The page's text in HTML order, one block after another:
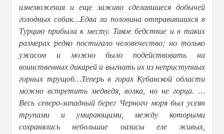
изнеможения и еще заживо сделавшиеся добычей
голодных собак…Едва ли половина отправившихся в
Турцию прибыла к месту. Такое бедствие и в таких
размерах редко постигало человечество; но только
ужасом и можно было подействовать на
воинственных дикарей и выгнать их из неприступных
горных трущоб…Теперь в горах Кубанской области
можно встретить медведя, волка, но не горца. …
Весь северо-западный берег Черного моря был усеян
трупами и умирающими, между которыми
сохранялись небольшие оазисы еле живых,